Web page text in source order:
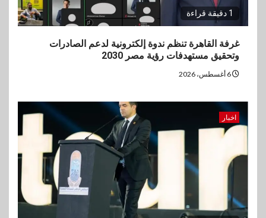
1 دقيقة قراءة
غرفة القاهرة تنظم ندوة إلكترونية لدعم الصادرات
وتحقيق مستهدفات رؤية مصر 2030
اخبار